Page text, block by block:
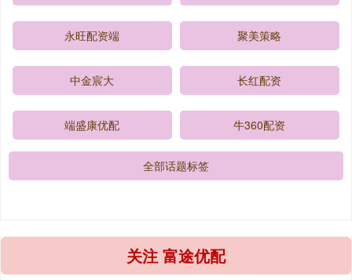
永旺配资端 聚美策略
中金宸大 长红配资
端盛康优配 牛360配资
全部话题标签
关注 富途优配